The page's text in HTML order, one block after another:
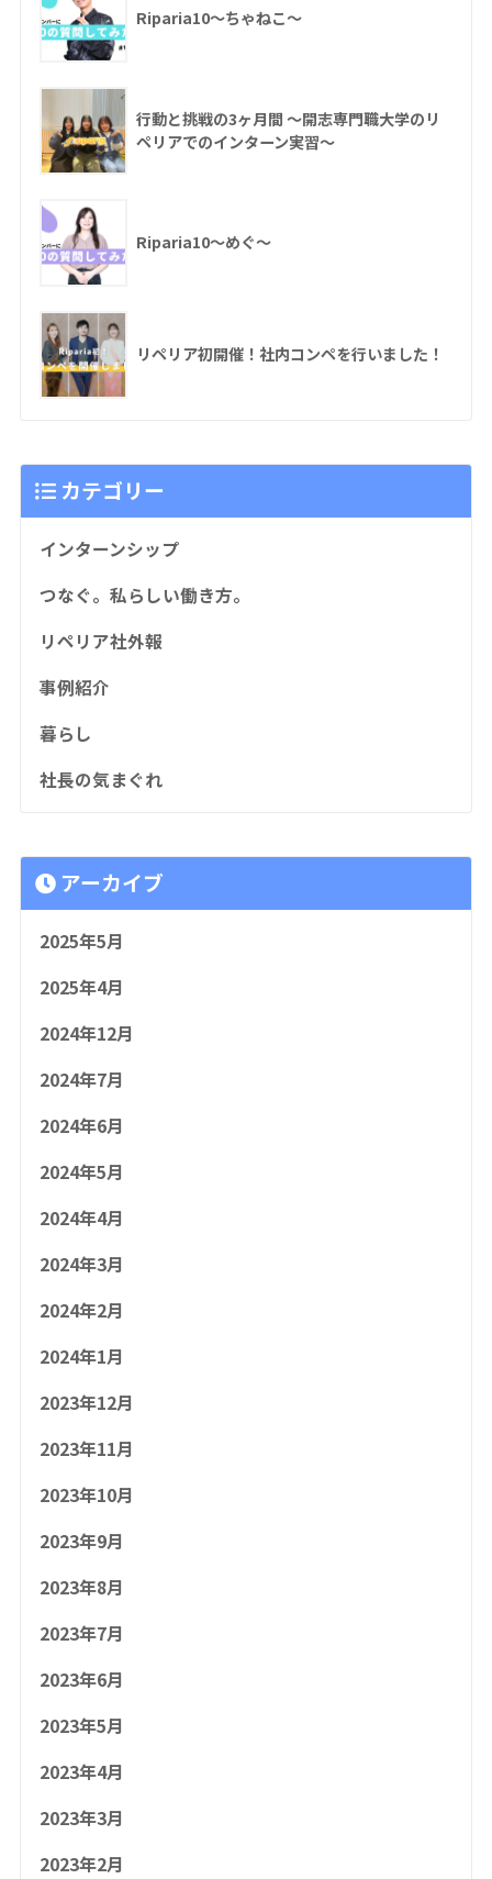
Riparia10〜ちゃねこ〜
行動と挑戦の3ヶ月間 〜開志専門職大学のリ
ペリアでのインターン実習〜
Riparia10〜めぐ〜
リペリア初開催！社内コンペを行いました！
カテゴリー
インターンシップ
つなぐ。私らしい働き方。
リペリア社外報
事例紹介
暮らし
社長の気まぐれ
アーカイブ
2025年5月
2025年4月
2024年12月
2024年7月
2024年6月
2024年5月
2024年4月
2024年3月
2024年2月
2024年1月
2023年12月
2023年11月
2023年10月
2023年9月
2023年8月
2023年7月
2023年6月
2023年5月
2023年4月
2023年3月
2023年2月